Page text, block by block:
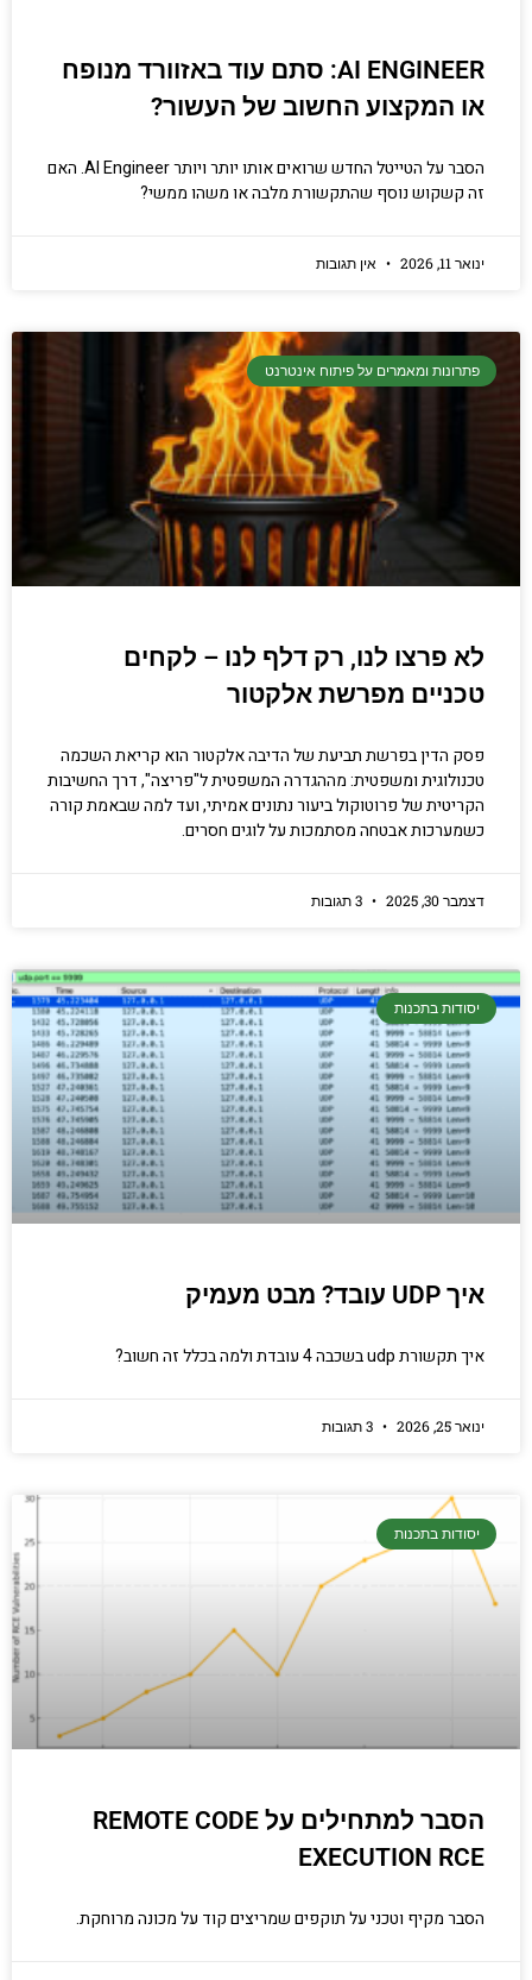
AI ENGINEER: סתם עוד באזוורד מנופח
או המקצוע החשוב של העשור?
הסבר על הטייטל החדש שרואים אותו יותר ויותר AI Engineer. האם
זה קשקוש נוסף שהתקשורת מלבה או משהו ממשי?
ינואר 11, 2026 אין תגובות
פתרונות ומאמרים על פיתוח אינטרנט
לא פרצו לנו, רק דלף לנו – לקחים
טכניים מפרשת אלקטור
פסק הדין בפרשת תביעת של הדיבה אלקטור הוא קריאת השכמה
טכנולוגית ומשפטית: מההגדרה המשפטית ל"פריצה", דרך החשיבות
הקריטית של פרוטוקול ביעור נתונים אמיתי, ועד למה שבאמת קורה
כשמערכות אבטחה מסתמכות על לוגים חסרים.
דצמבר 30, 2025
יסודות בתכנות
איך UDP עובד? מבט מעמיק
איך תקשורת udp בשכבה 4 עובדת ולמה בכלל זה חשוב?
ינואר 25, 2026
יסודות בתכנות
הסבר למתחילים על REMOTE CODE
EXECUTION RCE
הסבר מקיף וטכני על תוקפים שמריצים קוד על מכונה מרוחקת.